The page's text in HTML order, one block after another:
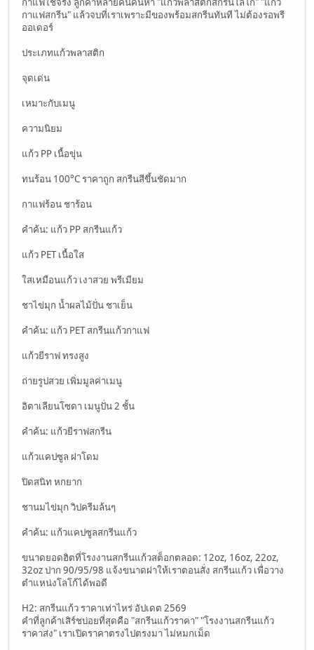
กาแฟสกรีน" แล้วจบที่เราเพราะมีของพร้อมสกรีนทันที ไม่ต้องรอพรี
ออเดอร์
ประเภทแก้วพลาสติก
จุดเด่น
เหมาะกับเมนู
ความนิยม
แก้ว PP เนื้อขุ่น
ทนร้อน 100°C ราคาถูก สกรีนสีขึ้นชัดมาก
กาแฟร้อน ชาร้อน
คำค้น: แก้ว PP สกรีนแก้ว
แก้ว PET เนื้อใส
ใสเหมือนแก้ว เงาสวย พรีเมียม
ชาไข่มุก น้ำผลไม้ปั่น ชาเย็น
คำค้น: แก้ว PET สกรีนแก้วกาแฟ
แก้วยีราฟ ทรงสูง
ถ่ายรูปสวย เพิ่มมูลค่าเมนู
อิตาเลียนโซดา เมนูปั่น 2 ชั้น
คำค้น: แก้วยีราฟสกรีน
แก้วแคปซูล ฝาโดม
ปิดสนิท หกยาก
ชานมไข่มุก วิปครีมล้นๆ
คำค้น: แก้วแคปซูลสกรีนแก้ว
ขนาดยอดฮิตที่โรงงานสกรีนแก้วสต็อกตลอด: 12oz, 16oz, 22oz,
32oz ปาก 90/95/98 แจ้งขนาดฝาให้เราตอนสั่ง สกรีนแก้ว เพื่อวาง
ตำแหน่งโลโก้ได้พอดี
H2: สกรีนแก้ว ราคาเท่าไหร่ อัปเดต 2569
คำที่ลูกค้าเสิร์ชบ่อยที่สุดคือ "สกรีนแก้วราคา" "โรงงานสกรีนแก้ว
ราคาส่ง" เราเปิดราคาตรงไปตรงมา ไม่หมกเม็ด